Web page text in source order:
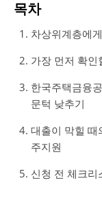
목차
차상위계층에
가장 먼저 확인
한국주택금융
문턱 낮추기
대출이 막힐 때
주지원
신청 전 체크리